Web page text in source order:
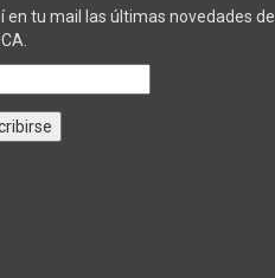
en tu mail las últimas novedades de